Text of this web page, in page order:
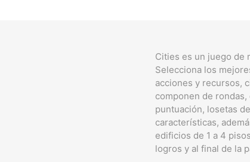
Cities es un juego de
Selecciona los
acciones y recursos,
componen de
puntuación, losetas
características,
edificios de 1 a 4
logros y al final de la